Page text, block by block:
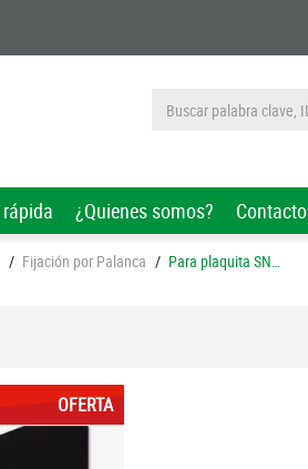
¿Quienes somos? Contacto
/ Fijación por Palanca / Para plaquita SN…
OFERTA